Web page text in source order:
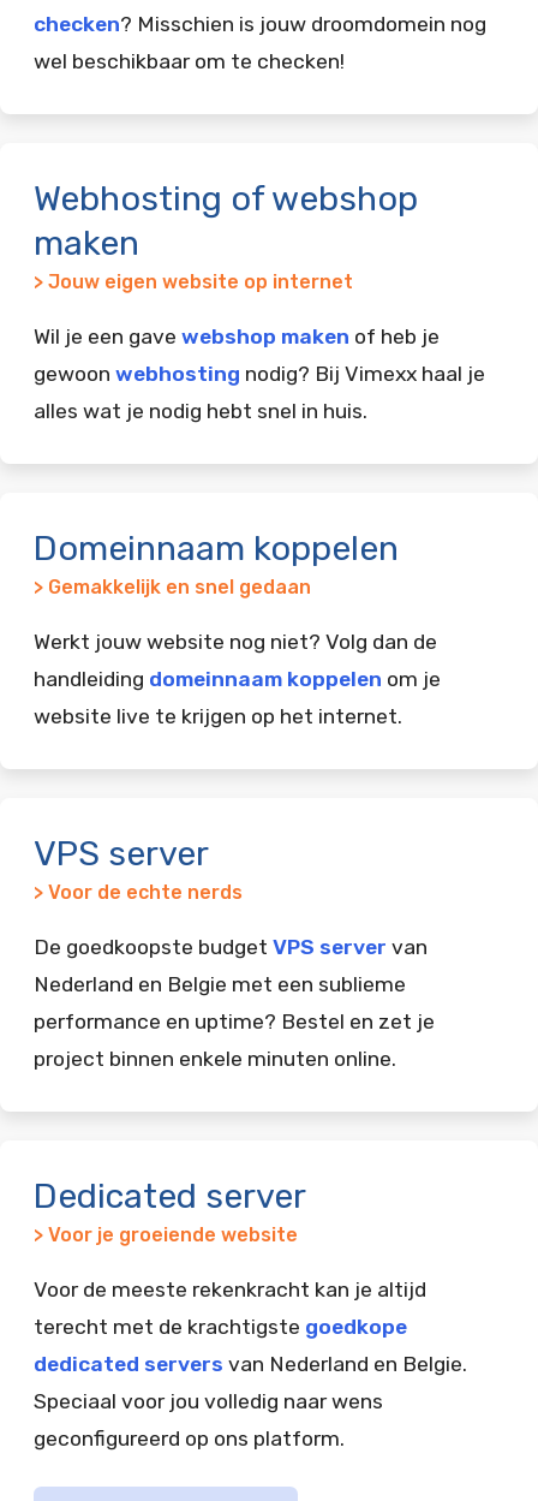
checken? Misschien is jouw droomdomein nog
wel beschikbaar om te checken!
Webhosting of webshop
maken
> Jouw eigen website op internet
Wil je een gave webshop maken of heb je
gewoon webhosting nodig? Bij Vimexx haal je
alles wat je nodig hebt snel in huis.
Domeinnaam koppelen
> Gemakkelijk en snel gedaan
Werkt jouw website nog niet? Volg dan de
handleiding domeinnaam koppelen om je
website live te krijgen op het internet.
VPS server
> Voor de echte nerds
De goedkoopste budget VPS server van
Nederland en Belgie met een sublieme
performance en uptime? Bestel en zet je
project binnen enkele minuten online.
Dedicated server
> Voor je groeiende website
Voor de meeste rekenkracht kan je altijd
terecht met de krachtigste goedkope
dedicated servers van Nederland en Belgie.
Speciaal voor jou volledig naar wens
geconfigureerd op ons platform.